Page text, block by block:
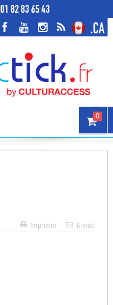
0
Imprimer E-mail